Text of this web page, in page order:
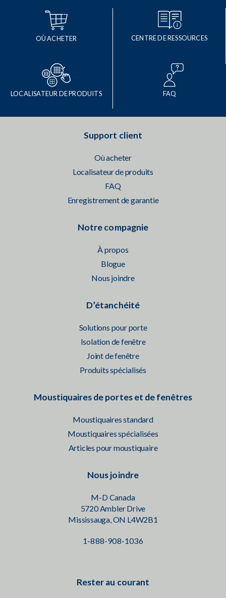
OÙ ACHETER CENTRE DE RESSOURCES
LOCALISATEUR DE PRODUITS FAQ
Support client
Où acheter
Localisateur de produits
FAQ
Enregistrement de garantie
Notre compagnie
À propos
Blogue
Nous joindre
D’étanchéité
Solutions pour porte
Isolation de fenêtre
Joint de fenêtre
Produits spécialisés
Moustiquaires de portes et de fenêtres
Moustiquaires standard
Moustiquaires spécialisées
Articles pour moustiquaire
Nous joindre
M-D Canada
5720 Ambler Drive
Mississauga, ON L4W2B1
1-888-908-1036
Rester au courant